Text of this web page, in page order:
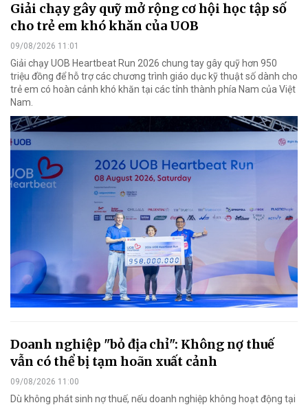
Giải chạy gây quỹ mở rộng cơ hội học tập số
cho trẻ em khó khăn của UOB
09/08/2026 11:01
Giải chạy UOB Heartbeat Run 2026 chung tay gây quỹ hơn 950
triệu đồng để hỗ trợ các chương trình giáo dục kỹ thuật số dành cho
trẻ em có hoàn cảnh khó khăn tại các tỉnh thành phía Nam của Việt
Nam.
Doanh nghiệp "bỏ địa chỉ": Không nợ thuế
vẫn có thể bị tạm hoãn xuất cảnh
09/08/2026 11:00
Dù không phát sinh nợ thuế, nếu doanh nghiệp không hoạt động tại